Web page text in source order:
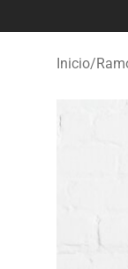
Inicio/